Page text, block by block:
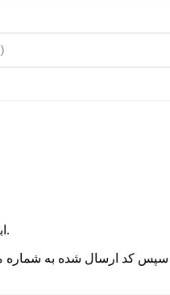
1 - ابتدا شماره موبایل خود را وارد کنید.